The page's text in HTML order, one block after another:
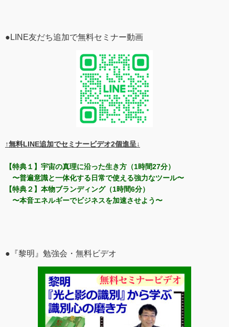
●LINE友だち追加で無料セミナー動画
↑無料LINE追加でセミナービデオ2個進呈↓
【特典１】宇宙の真理に沿った生き方（1時間27分）
〜普遍意識と一体化する日常で使える強力なツール〜
【特典２】本物ブランディング（1時間6分）
〜本音エネルギーでビジネスを加速させよう〜
●『黎明』勉強会・無料ビデオ